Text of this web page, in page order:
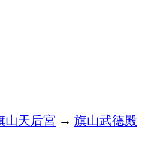
山天后宮 → 旗山武德殿